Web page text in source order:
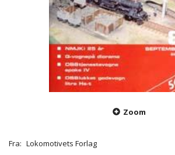
Zoom
Fra: Lokomotivets Forlag